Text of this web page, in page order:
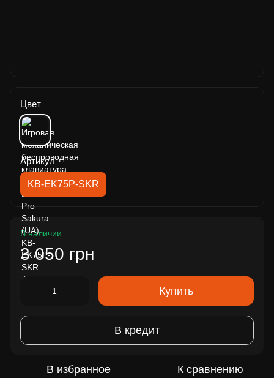
Цвет
Артикул
KB-EK75P-SKR
В наличии
3 050 грн
Купить
В кредит
В избранное К сравнению